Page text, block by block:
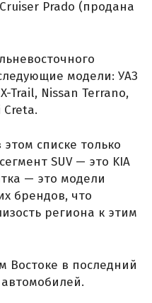
Prado (продана
модели: УАЗ
Trail, Nissan Terrano,
Creta.
списке только
SUV — это KIA
— это модели
брендов, что
региона к этим
Востоке в последний